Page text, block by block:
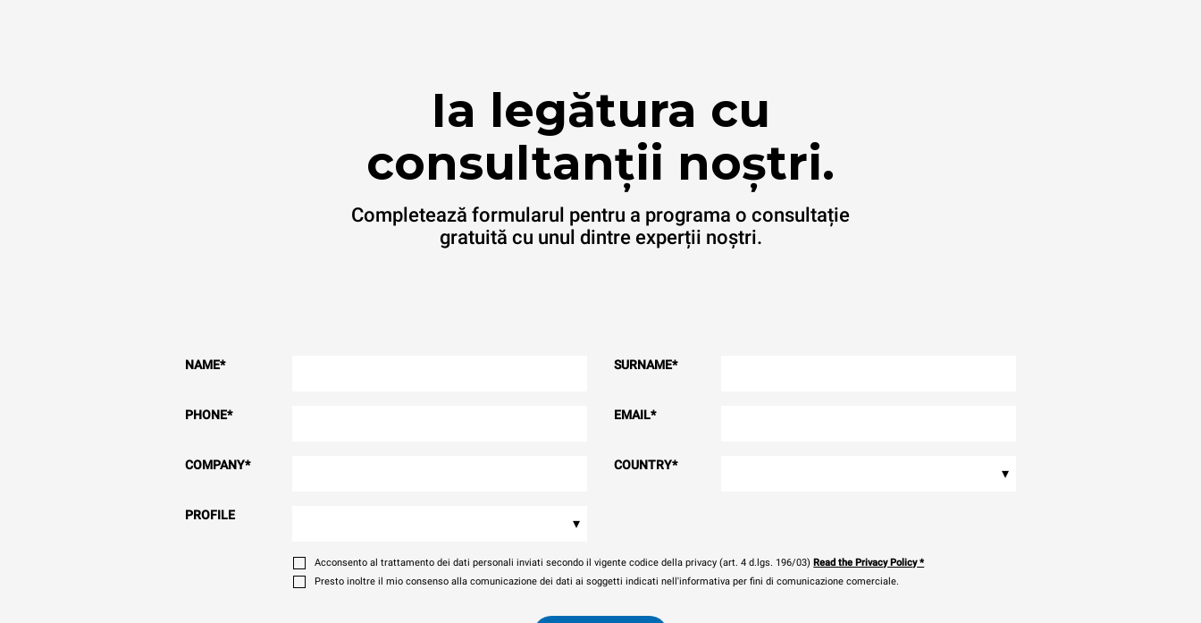
Ia legătura cu
consultanții noștri.
Completează formularul pentru a programa o consultație
gratuită cu unul dintre experții noștri.
NAME* SURNAME*
PHONE* EMAIL*
COMPANY* COUNTRY* ▾
PROFILE ▾
Acconsento al trattamento dei dati personali inviati secondo il vigente codice della privacy (art. 4 d.lgs. 196/03) Read the Privacy Policy*
Presto inoltre il mio consenso alla comunicazione dei dati ai soggetti indicati nell'informativa per fini di comunicazione comerciale.